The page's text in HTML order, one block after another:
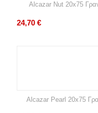
Alcazar Nut 20x75
24,70 €
Alcazar Pearl 20x75